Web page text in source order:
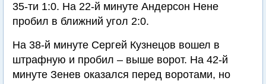
35-ти 1:0. На 22-й минуте Андерсон Нене
пробил в ближний угол 2:0.
На 38-й минуте Сергей Кузнецов вошел в
штрафную и пробил – выше ворот. На 42-й
минуте Зенев оказался перед воротами, но